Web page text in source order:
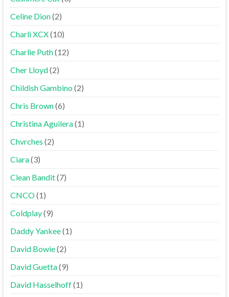
Celine Dion(2)
Charli XCX(10)
Charlie Puth(12)
Cher Lloyd(2)
Childish Gambino(2)
Chris Brown(6)
Christina Aguilera(1)
Chvrches (2)
Ciara(3)
Clean Bandit(7)
CNCO(1)
Coldplay(9)
Daddy Yankee(1)
David Bowie(2)
David Guetta(9)
David Hasselhoff(1)